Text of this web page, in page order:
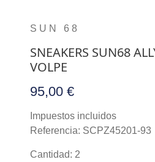
SUN 68
SNEAKERS SUN68
VOLPE
95,00 €
Impuestos incluidos
Referencia: SCPZ45201-93
Cantidad: 2